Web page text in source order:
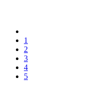
1
2
3
4
5